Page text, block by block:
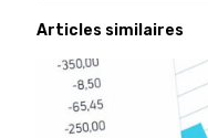
Articles similaires